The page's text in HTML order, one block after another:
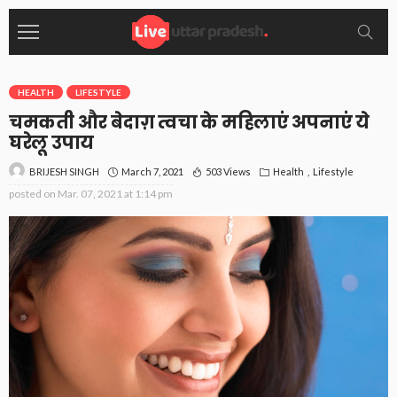
HEALTH LIFESTYLE
चमकती और बेदाग़ त्वचा के महिलाएं अपनाएं ये
घरेलू उपाय
BRIJESH SINGH March 7, 2021 503 Views Health Lifestyle
posted on Mar. 07, 2021 at 1:14 pm